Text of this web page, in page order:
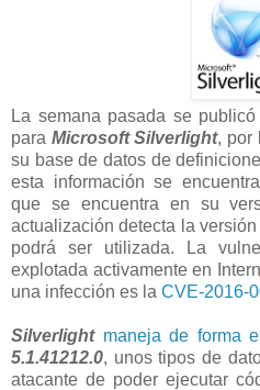
La semana pasada se
para Microsoft Silverlight, por
su base de datos de
esta información se encuentra
que se encuentra en su
actualización detecta la
podrá ser utilizada. La
explotada activamente en
una infección es la CVE-2016-
Silverlight maneja de forma
5.1.41212.0, unos tipos de
atacante de poder ejecutar